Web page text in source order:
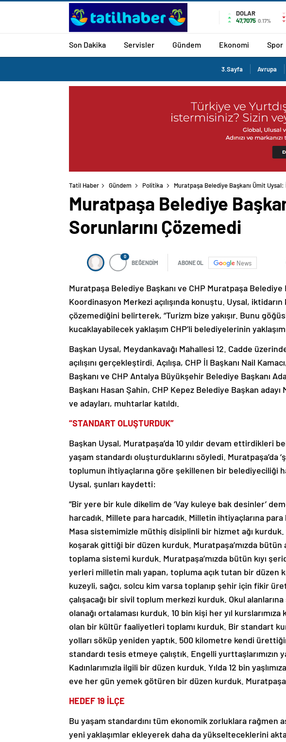
DOLAR
47,7075 0.17%
Son Dakika Servisler Gündem Ekonomi Spor
3.Sayfa Avrupa
Tatil Haber Gündem Politika Muratpaşa Belediye Başkanı Ümit
Muratpaşa Belediye
Sorunlarını Çözemedi
0
BEĞENDİM ABONE OL News
Muratpaşa Belediye Başkanı ve CHP Muratpaşa Belediye
Koordinasyon Merkezi açılışında konuştu. Uysal, iktidarın
çözemediğini belirterek, “Turizm bize yakışır. Bunu
kucaklayabilecek yaklaşım CHP’li belediyelerinin
Başkan Uysal, Meydankavağı Mahallesi 12. Cadde
açılışını gerçekleştirdi. Açılışa, CHP İl Başkanı Nail
Başkanı ve CHP Antalya Büyükşehir Belediye Başkanı
Başkanı Hasan Şahin, CHP Kepez Belediye Başkan
ve adayları, muhtarlar katıldı.
“STANDART OLUŞTURDUK”
Başkan Uysal, Muratpaşa’da 10 yıldır devam ettirdikleri
yaşam standardı oluşturduklarını söyledi. Muratpaşa’da
toplumun ihtiyaçlarına göre şekillenen bir belediyeciliği
Uysal, şunları kaydetti:
“Bir yere bir kule dikelim de ‘Vay kuleye bak desinler’
harcadık. Millete para harcadık. Milletin ihtiyaçlarına para
Masa sistemimizle müthiş disiplinli bir hizmet ağı
koşarak gittiği bir düzen kurduk. Muratpaşa’mızda bütün
toplama sistemi kurduk. Muratpaşa’mızda bütün kıyı
yerleri milletin malı yapan, topluma açık tutan bir düzen
kuzeyli, sağcı, solcu kim varsa toplanıp şehir için fikir
çalışacağı bir sivil toplum merkezi kurduk. Okul
olanağı ortalaması kurduk. 10 bin kişi her yıl
olan bir kültür faaliyetleri toplamı kurduk. Bir standart
yolları söküp yeniden yaptık. 500 kilometre kendi
standardı tesis etmeye çalıştık. Engelli yurttaşlarımızın
Kadınlarımızla ilgili bir düzen kurduk. Yılda 12 bin
eve her gün yemek götüren bir düzen kurduk.
HEDEF 19 İLÇE
Bu yaşam standardını tüm ekonomik zorluklara rağmen
yeni yaklaşımlar ekleyerek daha da yükselteceklerini